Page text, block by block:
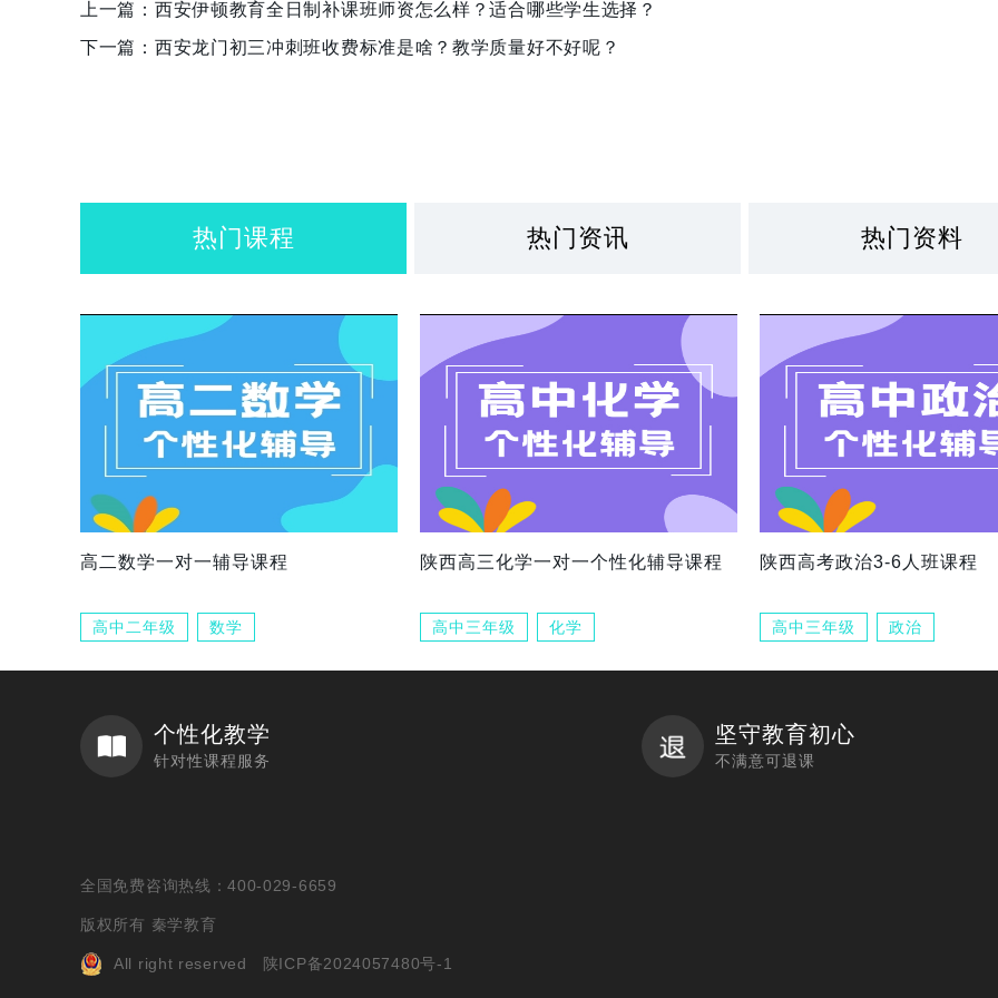
上一篇： 西安伊顿教育全日制补课班师资怎么样？适合哪些学生选择？
下一篇： 西安龙门初三冲刺班收费标准是啥？教学质量好不好呢？
热门课程 热门资讯 热门资料
高二数学一对一辅导课程
高中二年级 数学
陕西高三化学一对一个性化辅导课程
高中三年级 化学
陕西高考政治3-6人班课程
高中三年级 政治
个性化教学
针对性课程服务
坚守教育初心
不满意可退课
全国免费咨询热线：400-029-6659
版权所有 秦学教育
All right reserved 陕ICP备2024057480号-1